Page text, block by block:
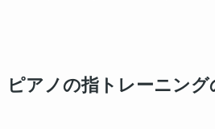
ピアノの指トレーニング